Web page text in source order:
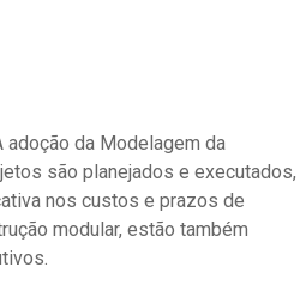
adoção da Modelagem da
são planejados e executados,
nos custos e prazos de
modular, estão também